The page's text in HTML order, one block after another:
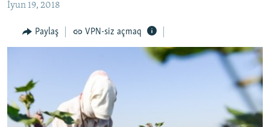
QANUNI DOĞRU
ARAŞDIRMA
VIDEO
FOTOQALEREYA
İNFOQRAFIKA
RADIO ARXIV
OXU ZALI
AZƏRBAYCAN ƏDƏBIYYATI KITABXANASI
HAQQIMIZDA
MISSIYAMIZ
İyun 19, 2018
Paylaş VPN-siz açmaq